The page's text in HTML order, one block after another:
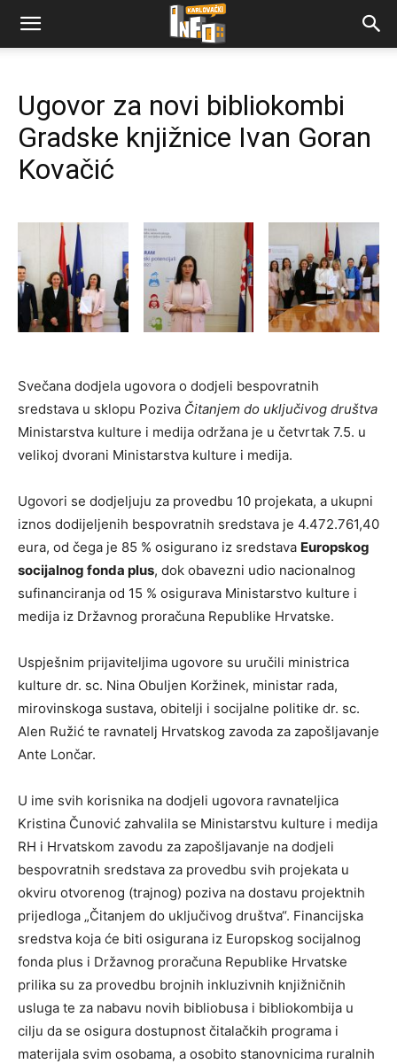
Ugovor za novi bibliokombi
Gradske knjižnice Ivan Goran
Kovačić
Svečana dodjela ugovora o dodjeli bespovratnih
sredstava u sklopu Poziva Čitanjem do uključivog društva
Ministarstva kulture i medija održana je u četvrtak 7.5. u
velikoj dvorani Ministarstva kulture i medija.
Ugovori se dodjeljuju za provedbu 10 projekata, a ukupni
iznos dodijeljenih bespovratnih sredstava je 4.472.761,40
eura, od čega je 85 % osigurano iz sredstava Europskog
socijalnog fonda plus, dok obavezni udio nacionalnog
sufinanciranja od 15 % osigurava Ministarstvo kulture i
medija iz Državnog proračuna Republike Hrvatske.
Uspješnim prijaviteljima ugovore su uručili ministrica
kulture dr. sc. Nina Obuljen Koržinek, ministar rada,
mirovinskoga sustava, obitelji i socijalne politike dr. sc.
Alen Ružić te ravnatelj Hrvatskog zavoda za zapošljavanje
Ante Lončar.
U ime svih korisnika na dodjeli ugovora ravnateljica
Kristina Čunović zahvalila se Ministarstvu kulture i medija
RH i Hrvatskom zavodu za zapošljavanje na dodjeli
bespovratnih sredstava za provedbu svih projekata u
okviru otvorenog (trajnog) poziva na dostavu projektnih
prijedloga „Čitanjem do uključivog društva“. Financijska
sredstva koja će biti osigurana iz Europskog socijalnog
fonda plus i Državnog proračuna Republike Hrvatske
prilika su za provedbu brojnih inkluzivnih knjižničnih
usluga te za nabavu novih bibliobusa i bibliokombija u
cilju da se osigura dostupnost čitalačkih programa i
materijala svim osobama, a osobito stanovnicima ruralnih